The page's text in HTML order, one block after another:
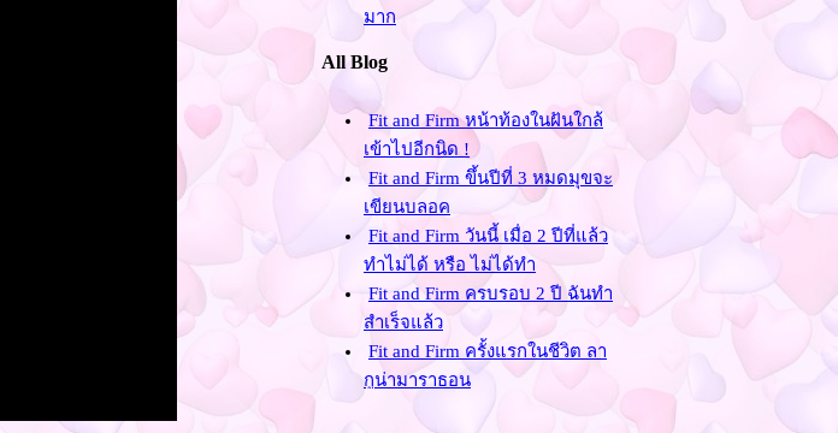
มาก
All Blog
Fit and Firm หน้าท้องในฝันใกล้
เข้าไปอีกนิด !
Fit and Firm ขึ้นปีที่ 3 หมดมุขจะ
เขียนบลอค
Fit and Firm วันนี้ เมื่อ 2 ปีที่แล้ว
ทำไม่ได้ หรือ ไม่ได้ทำ
Fit and Firm ครบรอบ 2 ปี ฉันทำ
สำเร็จแล้ว
Fit and Firm ครั้งแรกในชีวิต ลา
กูน่ามาราธอน